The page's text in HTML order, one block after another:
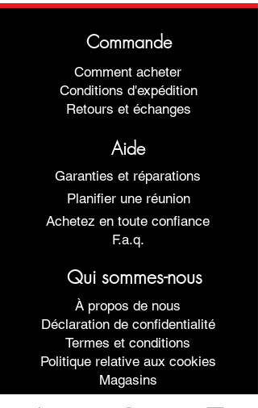
Commande
Comment acheter
Conditions d'expédition
Retours et échanges
Aide
Garanties et réparations
Planifier une réunion
Achetez en toute confiance
F.a.q.
Qui sommes-nous
À propos de nous
Déclaration de confidentialité
Termes et conditions
Politique relative aux cookies
Magasins